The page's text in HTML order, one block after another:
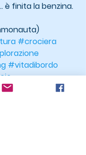
è finita la benzina.
#crociera
#vitadibordo